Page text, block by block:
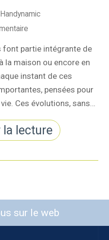
font partie intégrante de
la maison ou encore en
instant de ces
pensées pour
Ces évolutions, sans…
la lecture
sur le web